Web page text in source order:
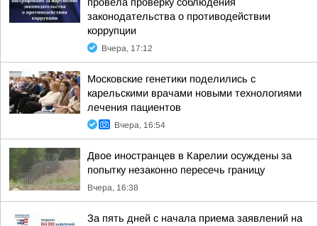
законодательства о противодействии
коррупции
Вчера, 17:12
Московские генетики поделились с
карельскими врачами новыми технологиями
лечения пациентов
Вчера, 16:54
Двое иностранцев в Карелии осуждены за
попытку незаконно пересечь границу
Вчера, 16:38
За пять дней с начала приема заявлений на